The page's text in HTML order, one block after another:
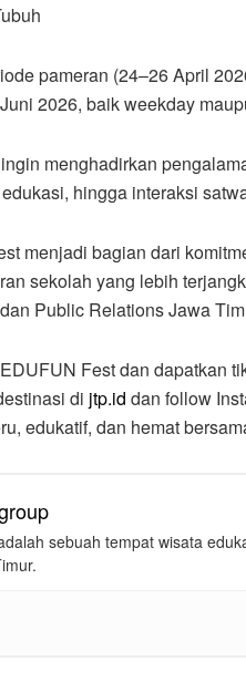
pameran (24–26 April
2026, baik weekday
menghadirkan
hingga interaksi
menjadi bagian dari
sekolah yang lebih
Public Relations Jawa
Fest dan dapatkan
di jtp.id dan follow
edukatif, dan hemat
sebuah tempat wisata